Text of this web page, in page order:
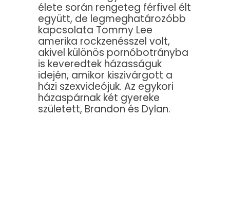
élete során rengeteg férfivel élt
együtt, de legmeghatározóbb
kapcsolata Tommy Lee
amerika rockzenésszel volt,
akivel különös pornóbotrányba
is keveredtek házasságuk
idején, amikor kiszivárgott a
házi szexvideójuk. Az egykori
házaspárnak két gyereke
született, Brandon és Dylan.